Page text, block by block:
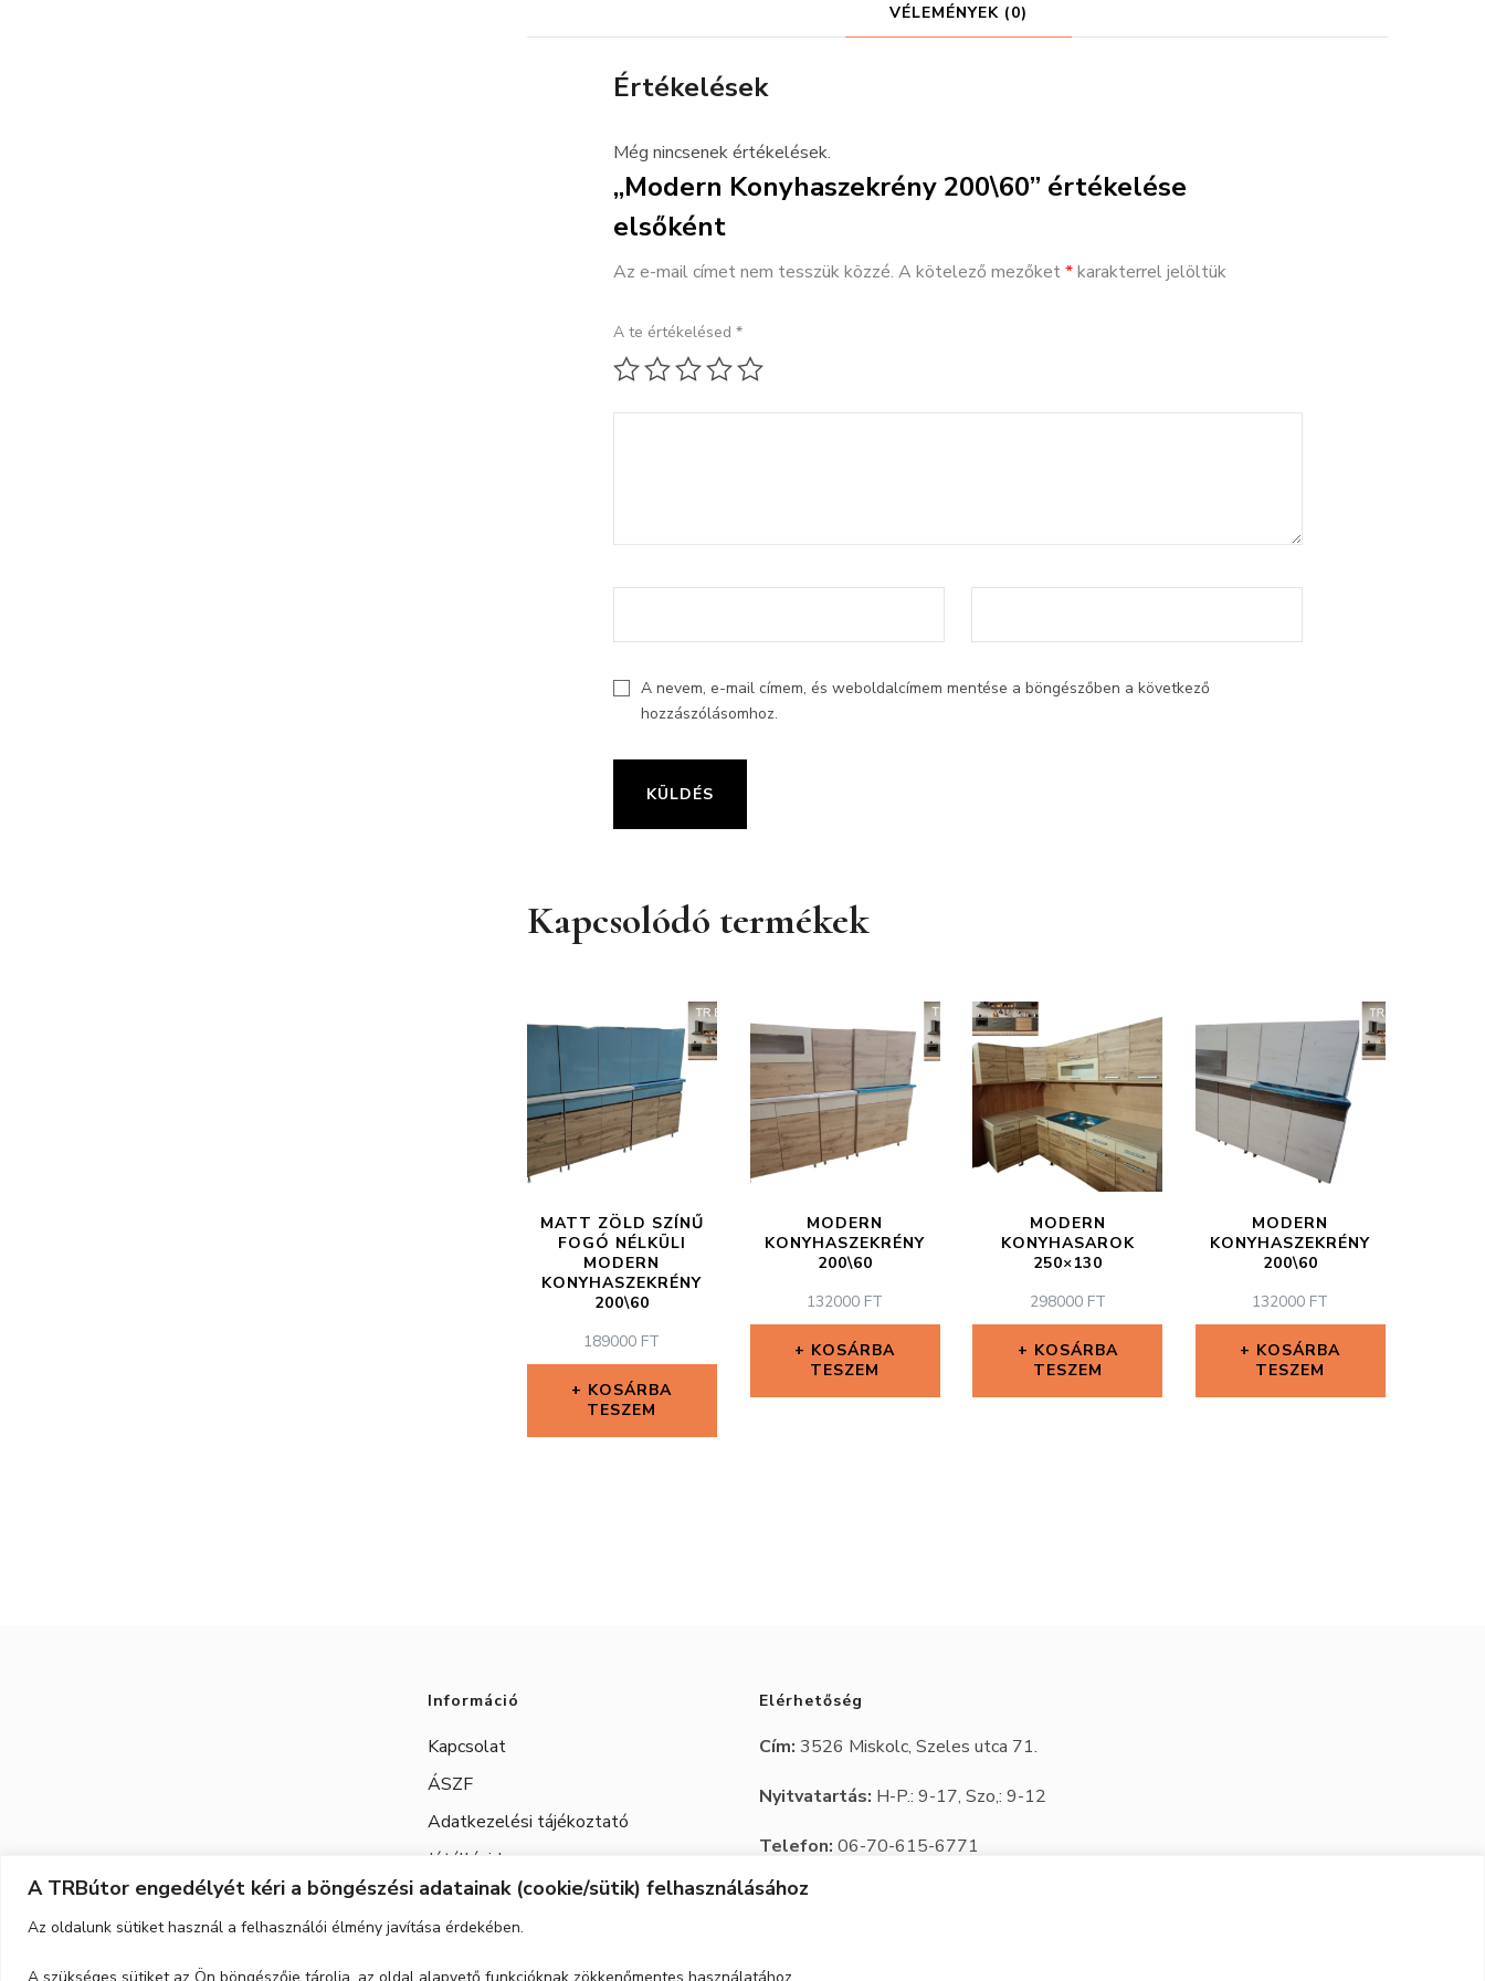
A TRBútor engedélyét kéri a böngészési adatainak (cookie/sütik) felhasználásához
Az oldalunk sütiket használ a felhasználói élmény javítása érdekében.
A szükséges sütiket az Ön böngészője tárolja, az oldal alapvető funkcióknak zökkenőmentes használatához.
VÉLEMÉNYEK (0)
Értékelések
Még nincsenek értékelések.
„Modern Konyhaszekrény 200\60” értékelése
elsőként
Az e-mail címet nem tesszük közzé. A kötelező mezőket*karakterrel jelöltük
A te értékelésed *
1 / 5 csillag
2 / 5 csillag
3 / 5 csillag
4 / 5 csillag
A nevem, e-mail címem, és weboldalcímem mentése a böngészőben a következő
hozzászólásomhoz.
Kapcsolódó termékek
MATT ZÖLD SZÍNŰ
FOGÓ NÉLKÜLI
MODERN
KONYHASZEKRÉNY
200\60
189000 FT
KOSÁRBA
TESZEM
MODERN
KONYHASZEKRÉNY
200\60
132000 FT
KOSÁRBA
TESZEM
MODERN
KONYHASAROK
250×130
298000 FT
KOSÁRBA
TESZEM
MODERN
KONYHASZEKRÉNY
200\60
132000 FT
KOSÁRBA
TESZEM
Információ
Kapcsolat
ÁSZF
Adatkezelési tájékoztató
Jótállási Jegy
Elérhetőség
Cím:3526 Miskolc, Szeles utca 71.
Nyitvatartás: H-P.: 9-17, Szo,: 9-12
Telefon:06-70-615-6771
06-20-347-7788